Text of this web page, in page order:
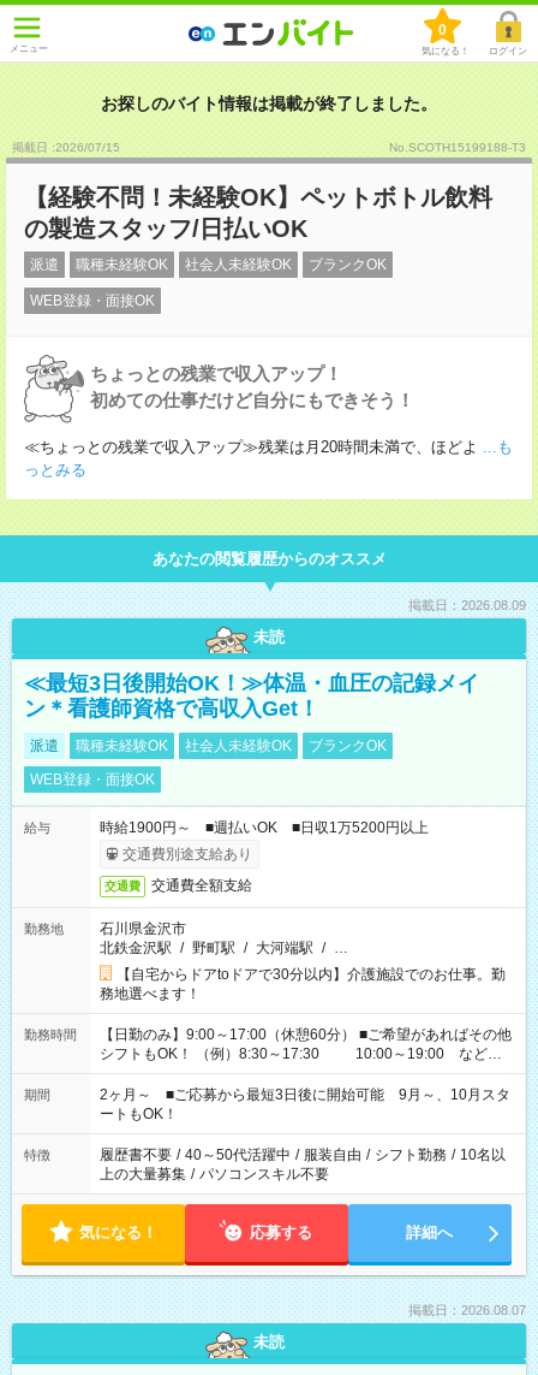
メニュー
0
気になる！ ログイン
お探しのバイト情報は掲載が終了しました。
掲載日 :2026/07/15 No.SCOTH15199188-T3
【経験不問！未経験OK】ペットボトル飲料
の製造スタッフ/日払いOK
派遣 職種未経験OK 社会人未経験OK ブランクOK
WEB登録・面接OK
ちょっとの残業で収入アップ！
初めての仕事だけど自分にもできそう！
≪ちょっとの残業で収入アップ≫残業は月20時間未満で、ほどよ ...も
っとみる
あなたの閲覧履歴からのオススメ
掲載日：2026.08.09
未読
≪最短3日後開始OK！≫体温・血圧の記録メイ
ン＊看護師資格で高収入Get！
派遣 職種未経験OK 社会人未経験OK
ブランクOK
WEB登録・面接OK
給与
時給1900円～ ■週払いOK ■日収1万5200円以上
交通費別途支給あり
交通費 交通費全額支給
勤務地
石川県金沢市
北鉄金沢駅 / 野町駅 / 大河端駅 / …
【自宅からドアtoドアで30分以内】介護施設でのお仕事。勤
務地選べます！
勤務時間
【日勤のみ】9:00～17:00（休憩60分） ■ご希望があればその他
シフトもOK！ （例）8:30～17:30 10:00～19:00 など
「家族とお休みを合わせたい」 「できれば残業はしたくない」
など、あなたのご希望に沿ったお仕事をご紹介します！ ※Wワ
ーク希望の方へ 今ご覧のお仕事で希望する勤務時間と、もう1つ
のお仕事の勤務時間。 合計で週40時間を超える場合は応募でき
ません
期間
2ヶ月～ ■ご応募から最短3日後に開始可能 9月～、10月スタ
ートもOK！
特徴 履歴書不要 / 40～50代活躍中 / 服装自由 / シフト勤務 / 10名以
上の大量募集 / パソコンスキル不要
気になる！ 応募する 詳細へ
掲載日：2026.08.07
未読